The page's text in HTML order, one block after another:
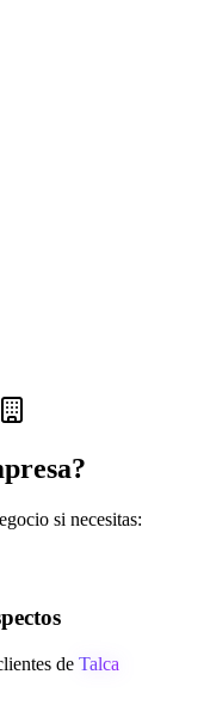
si necesitas:
de Talca